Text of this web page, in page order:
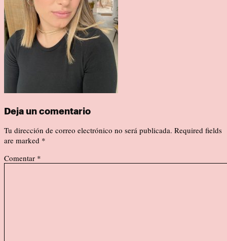
Deja un comentario
Tu dirección de correo electrónico no será publicada. Required fields
are marked *
Comentar *